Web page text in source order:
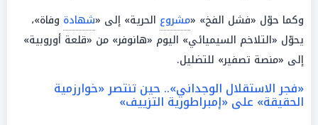
وكما حوّل «فشل الفخ» «مشروع الحرية» إلى «شهادة وفاة»،
يحوّل «التلاخم السيميائي» اليوم «هانوفر» من «قلعة أوروبية»
إلى «منصة تصفير» للتضليل.
«فجر الاستقلال الوجداني».. حين تنتصر «خوارزمية
الحقيقة» على «إمبراطورية التزييف»